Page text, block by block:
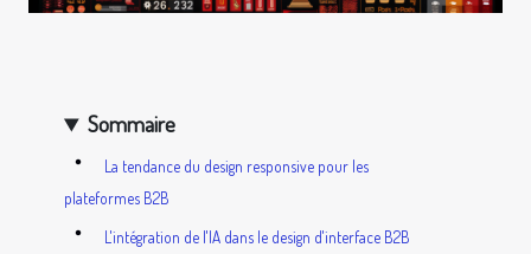
Sommaire
La tendance du design responsive pour les
plateformes B2B
L'intégration de l'IA dans le design d'interface B2B